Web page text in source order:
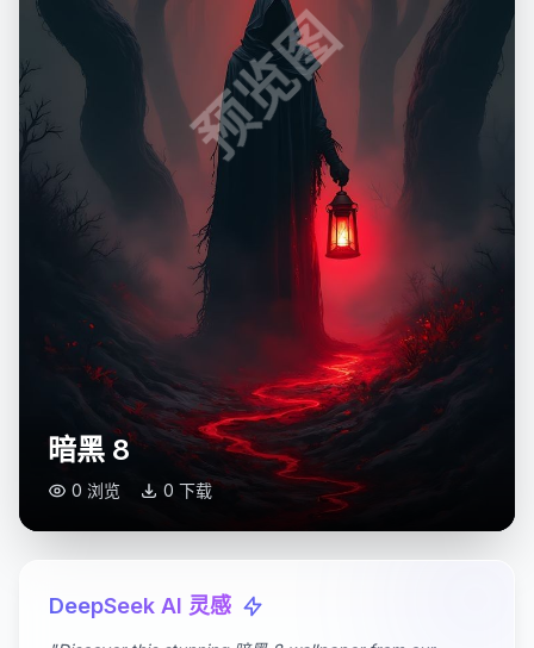
预览图
暗黑 8
0 浏览 0 下载
DeepSeek AI 灵感